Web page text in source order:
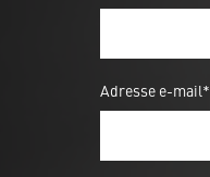
Adresse e-mail*